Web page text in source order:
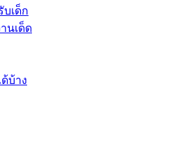
เด็ก
นเด็ด
บ้าง